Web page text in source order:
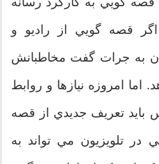
قصه گويي از راديو و
به جرات گفت مخاطبانش
امروزه نيازها و روابط
بايد تعريف جديدي از قصه
در تلويزيون مي تواند به